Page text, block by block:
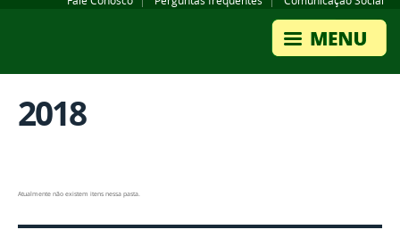
2018
Atualmente não existem itens nessa pasta.